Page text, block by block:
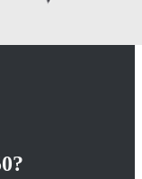
?